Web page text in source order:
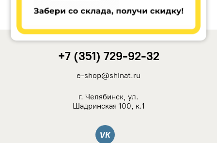
Remain
Carwel
+7 (351) 729-92-32
e-shop@shinat.ru
г. Челябинск, ул.
Шадринская 100, к.1
Вконтакте